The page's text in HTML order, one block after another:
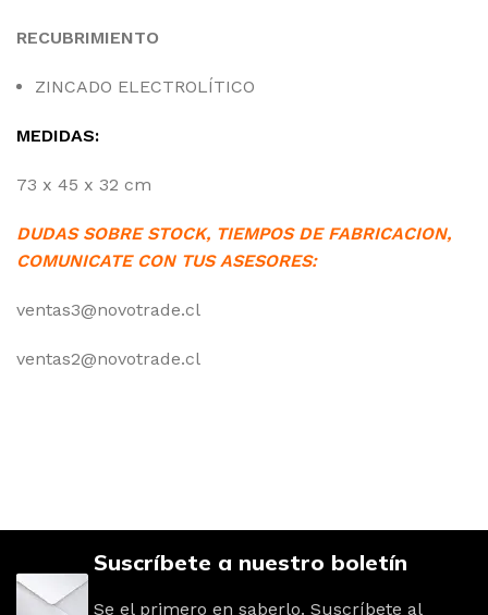
RECUBRIMIENTO
ZINCADO ELECTROLÍTICO
MEDIDAS:
73 x 45 x 32 cm
DUDAS SOBRE STOCK, TIEMPOS DE FABRICACION,
COMUNICATE CON TUS ASESORES:
ventas3@novotrade.cl
ventas2@novotrade.cl
Suscríbete a nuestro boletín
Se el primero en saberlo. Suscríbete al